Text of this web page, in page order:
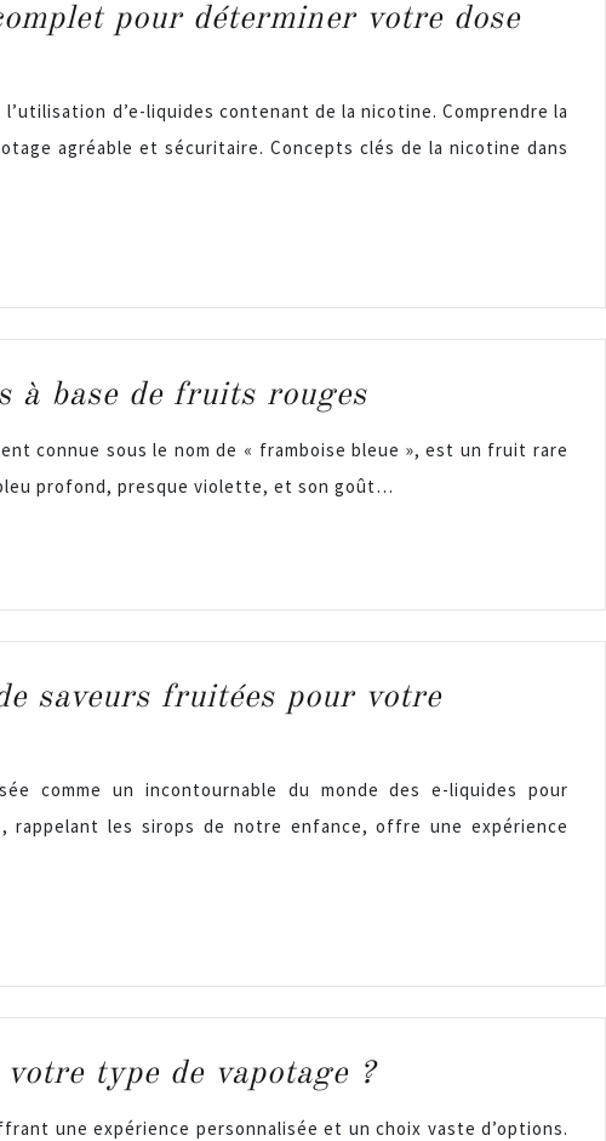
pour déterminer votre dose
d’e-liquides contenant de la nicotine. Comprendre la
agréable et sécuritaire. Concepts clés de la nicotine dans
à base de fruits rouges
connue sous le nom de « framboise bleue », est un fruit rare
profond, presque violette, et son goût…
saveurs fruitées pour votre
comme un incontournable du monde des e-liquides pour
les sirops de notre enfance, offre une expérience
type de vapotage ?
une expérience personnalisée et un choix vaste d’options.